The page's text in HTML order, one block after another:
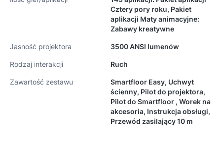
Cztery pory roku, Pakiet
aplikacji Maty animacyjne:
Zabawy kreatywne
Jasność projektora 3500 ANSI lumenów
Rodzaj interakcji Ruch
Zawartość zestawu
Smartfloor Easy, Uchwyt
ścienny, Pilot do projektora,
Pilot do Smartfloor , Worek na
akcesoria, Instrukcja obsługi,
Przewód zasilający 10 m